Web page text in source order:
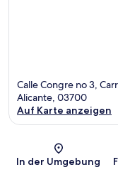
Calle Congre no 3,
Alicante, 03700
Auf Karte anzeigen
In der Umgebung